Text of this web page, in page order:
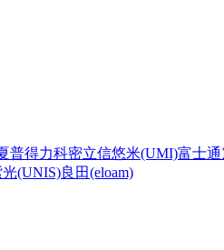
普得力科密立信悠米(UMI)富士通
光(UNIS)良田(eloam)